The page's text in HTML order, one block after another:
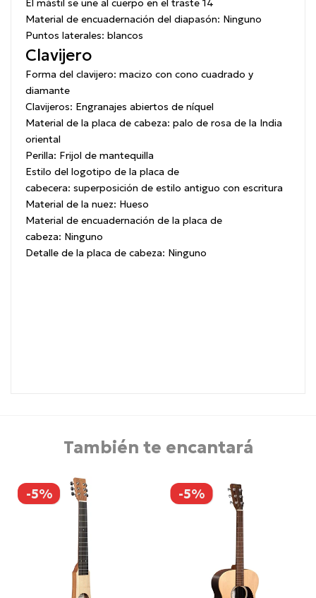
El mástil se une al cuerpo en el traste 14
Material de encuadernación del diapasón: Ninguno
Puntos laterales: blancos
Clavijero
Forma del clavijero: macizo con cono cuadrado y
diamante
Clavijeros: Engranajes abiertos de níquel
Material de la placa de cabeza: palo de rosa de la India
oriental
Perilla: Frijol de mantequilla
Estilo del logotipo de la placa de
cabecera: superposición de estilo antiguo con escritura
Material de la nuez: Hueso
Material de encuadernación de la placa de
cabeza: Ninguno
Detalle de la placa de cabeza: Ninguno
También te encantará
-5% -5%